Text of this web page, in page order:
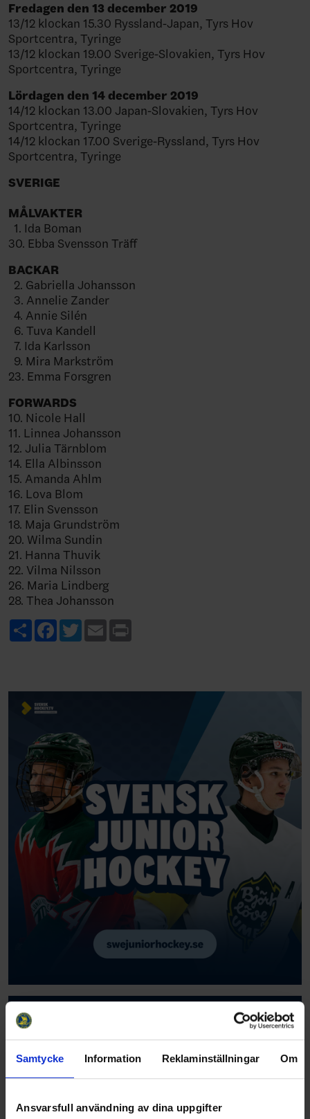
Samtycke Information Reklaminställningar Om
Ansvarsfull användning av dina uppgifter
Fredagen den 13 december 2019
13/12 klockan 15.30 Ryssland-Japan, Tyrs Hov
Sportcentra, Tyringe
13/12 klockan 19.00 Sverige-Slovakien, Tyrs Hov
Sportcentra, Tyringe
Lördagen den 14 december 2019
14/12 klockan 13.00 Japan-Slovakien, Tyrs Hov
Sportcentra, Tyringe
14/12 klockan 17.00 Sverige-Ryssland, Tyrs Hov
Sportcentra, Tyringe
SVERIGE
MÅLVAKTER
1. Ida Boman
30. Ebba Svensson Träff
BACKAR
2. Gabriella Johansson
3. Annelie Zander
4. Annie Silén
6. Tuva Kandell
7. Ida Karlsson
9. Mira Markström
23. Emma Forsgren
FORWARDS
10. Nicole Hall
11. Linnea Johansson
12. Julia Tärnblom
14. Ella Albinsson
15. Amanda Ahlm
16. Lova Blom
17. Elin Svensson
18. Maja Grundström
20. Wilma Sundin
21. Hanna Thuvik
22. Vilma Nilsson
26. Maria Lindberg
28. Thea Johansson
ShareFacebook
TwitterEmail